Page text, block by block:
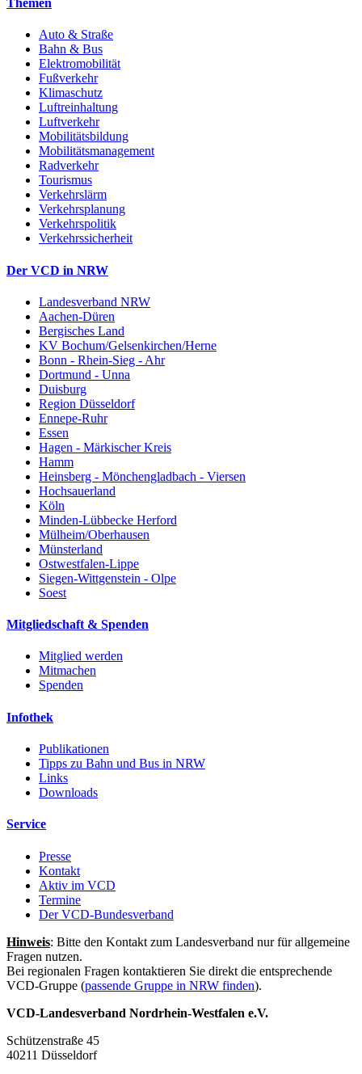
Themen
Auto & Straße
Bahn & Bus
Elektromobilität
Fußverkehr
Klimaschutz
Luftreinhaltung
Luftverkehr
Mobilitätsbildung
Mobilitätsmanagement
Radverkehr
Tourismus
Verkehrslärm
Verkehrsplanung
Verkehrspolitik
Verkehrssicherheit
Der VCD in NRW
Landesverband NRW
Aachen-Düren
Bergisches Land
KV Bochum/Gelsenkirchen/Herne
Bonn - Rhein-Sieg - Ahr
Dortmund - Unna
Duisburg
Region Düsseldorf
Ennepe-Ruhr
Essen
Hagen - Märkischer Kreis
Hamm
Heinsberg - Mönchengladbach - Viersen
Hochsauerland
Köln
Minden-Lübbecke Herford
Mülheim/Oberhausen
Münsterland
Ostwestfalen-Lippe
Siegen-Wittgenstein - Olpe
Soest
Mitgliedschaft & Spenden
Mitglied werden
Mitmachen
Spenden
Infothek
Publikationen
Tipps zu Bahn und Bus in NRW
Links
Downloads
Service
Presse
Kontakt
Aktiv im VCD
Termine
Der VCD-Bundesverband
Hinweis: Bitte den Kontakt zum Landesverband nur für allgemeine
Fragen nutzen.
Bei regionalen Fragen kontaktieren Sie direkt die entsprechende
VCD-Gruppe (passende Gruppe in NRW finden).
VCD-Landesverband Nordrhein-Westfalen e.V.
Schützenstraße 45
40211 Düsseldorf